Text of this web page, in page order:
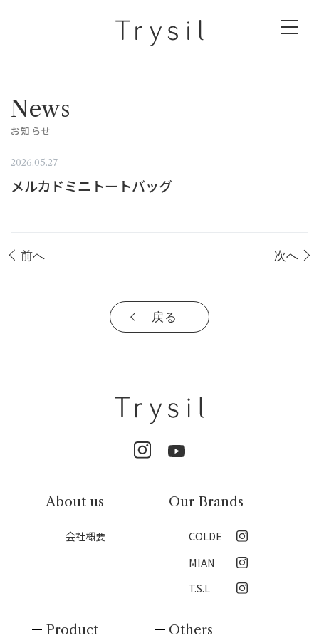
News
お知らせ
2026.05.27
メルカドミニトートバッグ
前へ 次へ
戻る
About us
会社概要
Our Brands
COLDE
MIAN
T.S.L
Product Others